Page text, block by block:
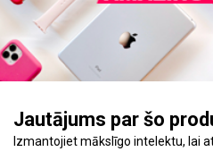
Jautājums par šo
Izmantojiet mākslīgo intelektu, lai